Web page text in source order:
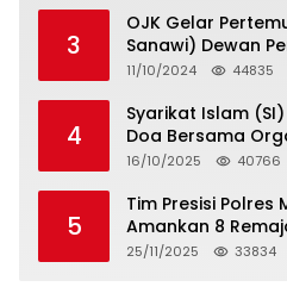
3
OJK Gelar
Sanawi) Dewan
11/10/2024 44835
4
Syarikat Islam
Doa Bersama
Syarikat Islam Doa
16/10/2025 40766
5
Tim Presisi Polres
Amankan 8
Tawuran
25/11/2025 33834